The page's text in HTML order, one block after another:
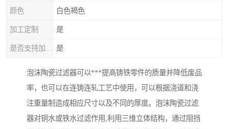
颜色 白色褐色
加工定制 是
是
泡沫陶瓷过滤器可以***提高铸铁零件的质量并降低废品
率，也可以在连铸连轧工艺中使用，可以根据浇道和浇
注重量制造成相应尺寸以及不同的厚度。泡沫陶瓷过滤
器对铜水或铁水过滤作用,利用三维立体结构，通过阻挡